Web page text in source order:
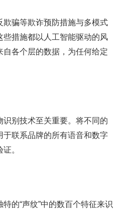
骗等欺诈预防措施与多模式
措施都以人工智能驱动的风
各个层的数据，为任何给定
别技术至关重要。将不同的
联系品牌的所有语音和数字
。
的“声纹”中的数百个特征来识